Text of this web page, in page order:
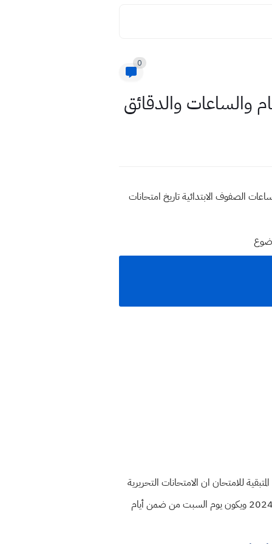
0
في العراق بالساعات الصفوف الابتدائية تاريخ امتحانات
نصف السنة للعام الدراسي 2023 - 2024 عداد لمتابعة الفترة المتبقية للامتحان ان الامتحانات التحريرية
نصف السنة للدراسة الابتدائية تبدأ اعتباراً من يوم الخميس الموافق 25 / 1 / 2024 وتنتهي يوم الأربعاء الموافق 31 / 1 / 2024 ويكون يوم السبت من ضمن أيام